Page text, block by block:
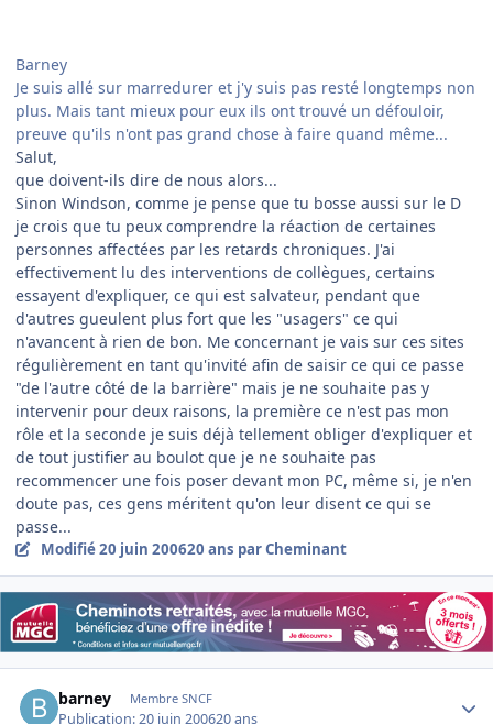
Barney
Je suis allé sur marredurer et j'y suis pas resté longtemps non
plus. Mais tant mieux pour eux ils ont trouvé un défouloir,
preuve qu'ils n'ont pas grand chose à faire quand même...
Salut,
que doivent-ils dire de nous alors...
Sinon Windson, comme je pense que tu bosse aussi sur le D
je crois que tu peux comprendre la réaction de certaines
personnes affectées par les retards chroniques. J'ai
effectivement lu des interventions de collègues, certains
essayent d'expliquer, ce qui est salvateur, pendant que
d'autres gueulent plus fort que les "usagers" ce qui
n'avancent à rien de bon. Me concernant je vais sur ces sites
régulièrement en tant qu'invité afin de saisir ce qui ce passe
"de l'autre côté de la barrière" mais je ne souhaite pas y
intervenir pour deux raisons, la première ce n'est pas mon
rôle et la seconde je suis déjà tellement obliger d'expliquer et
de tout justifier au boulot que je ne souhaite pas
recommencer une fois poser devant mon PC, même si, je n'en
doute pas, ces gens méritent qu'on leur disent ce qui se
passe...
Modifié20 juin 200620 ans par Cheminant
barney Membre SNCF
Publication:20 juin 200620 ans